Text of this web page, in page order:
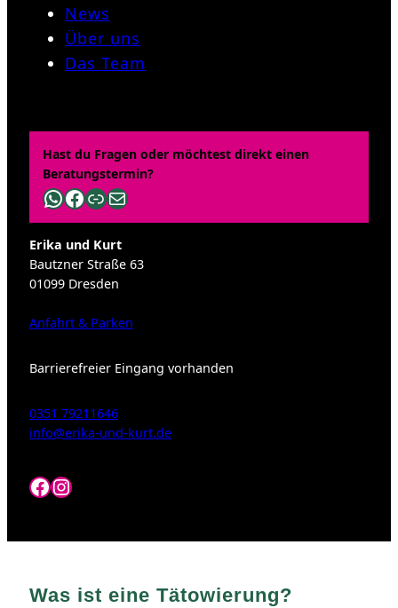
News
Über uns
Das Team
Hast du Fragen oder möchtest direkt einen
Beratungstermin?
WhatsApp
Facebook
Link
E-Mail
Erika und Kurt
Bautzner Straße 63
01099 Dresden
Anfahrt & Parken
Barrierefreier Eingang vorhanden
0351 79211646
info@erika-und-kurt.de
Facebook
Instagram
Was ist eine Tätowierung?